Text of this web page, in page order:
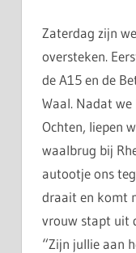
Zaterdag zijn
oversteken.
de A15 en de
Waal. Nadat
Ochten, liepen
waalbrug bij
autootje ons
draait en komt
vrouw stapt uit
“Zijn jullie aan